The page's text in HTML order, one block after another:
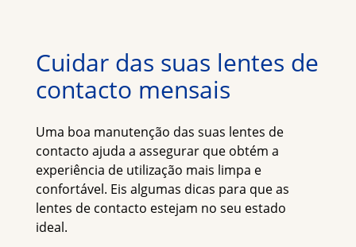
Cuidar das suas lentes de
contacto mensais
Uma boa manutenção das suas lentes de
contacto ajuda a assegurar que obtém a
experiência de utilização mais limpa e
confortável. Eis algumas dicas para que as
lentes de contacto estejam no seu estado
ideal.